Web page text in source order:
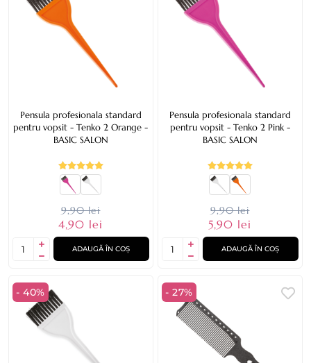
Pensula profesionala standard
pentru vopsit - Tenko 2 Orange -
BASIC SALON
9,90 lei
4,90 lei
ADAUGĂ ÎN COȘ
Pensula profesionala standard
pentru vopsit - Tenko 2 Pink -
BASIC SALON
9,90 lei
5,90 lei
ADAUGĂ ÎN COȘ
- 40% - 27%